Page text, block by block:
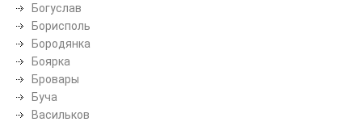
Богуслав
Борисполь
Бородянка
Боярка
Бровары
Буча
Васильков